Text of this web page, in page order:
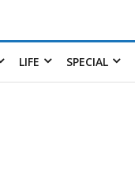
LIFE SPECIAL